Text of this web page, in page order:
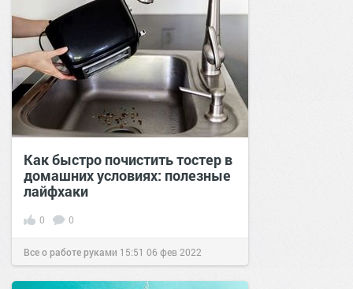
Как быстро почистить тостер в
домашних условиях: полезные
лайфхаки
0 0
Все о работе руками 15:51 06 фев 2022